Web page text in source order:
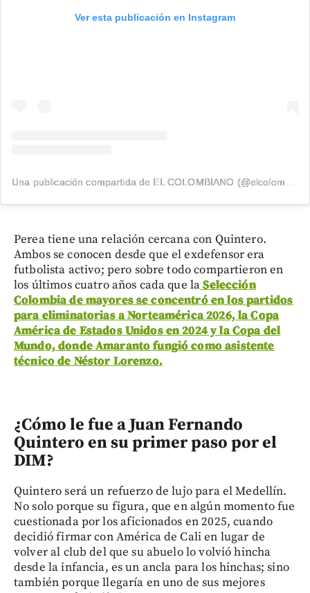
Ver esta publicación en Instagram
Perea tiene una relación cercana con Quintero.
Ambos se conocen desde que el exdefensor era
futbolista activo; pero sobre todo compartieron en
los últimos cuatro años cada que laSelección
Colombia de mayores se concentró en los partidos
para eliminatorias a Norteamérica 2026, la Copa
América de Estados Unidos en 2024 y la Copa del
Mundo, donde Amaranto fungió como asistente
técnico de Néstor Lorenzo.
¿Cómo le fue a Juan Fernando
Quintero en su primer paso por el
DIM?
Quintero será un refuerzo de lujo para el Medellín.
No solo porque su figura, que en algún momento fue
cuestionada por los aficionados en 2025, cuando
decidió firmar con América de Cali en lugar de
volver al club del que su abuelo lo volvió hincha
desde la infancia, es un ancla para los hinchas; sino
también porque llegaría en uno de sus mejores